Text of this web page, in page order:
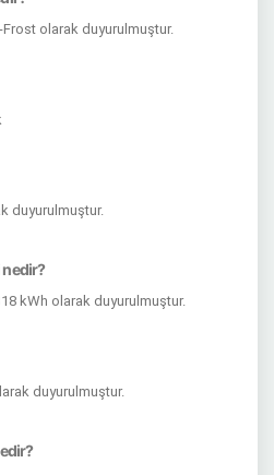
olarak duyurulmuştur.
duyurulmuştur.
nedir?
kWh olarak duyurulmuştur.
duyurulmuştur.